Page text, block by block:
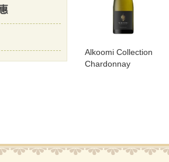
​Alkoomi Collection
Chardonnay